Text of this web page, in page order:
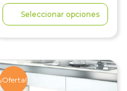
Seleccionar opciones
¡Oferta!